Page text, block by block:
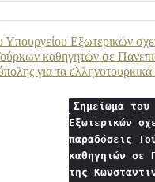
Υπουργείου Εξωτερικών
καθηγητών σε
για τα ελληνοτουρκικά
Σημείωμα του
Εξωτερικών
παραδόσεις
καθηγητών σε
της